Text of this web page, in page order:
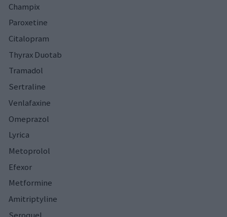
Champix
Paroxetine
Citalopram
Thyrax Duotab
Tramadol
Sertraline
Venlafaxine
Omeprazol
Lyrica
Metoprolol
Efexor
Metformine
Amitriptyline